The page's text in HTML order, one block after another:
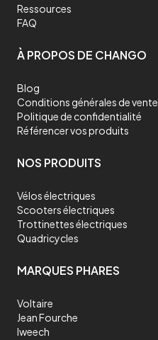
Ressources
FAQ
À PROPOS DE CHANGO
Blog
Conditions générales de vente
Politique de confidentialité
Référencer vos produits
NOS PRODUITS
Vélos électriques
Scooters électriques
Trottinettes électriques
Quadricycles
MARQUES PHARES
Voltaire
Jean Fourche
Iweech